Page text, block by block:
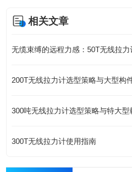
相关文章
300吨无线拉力计选型策略与特大
300T无线拉力计使用指南